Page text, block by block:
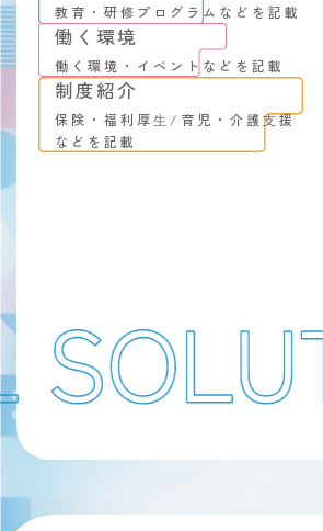
教育・研修プログラムなどを記載
働く環境
働く環境・イベントなどを記載
制度紹介
保険・福利厚⽣/育児・介護⽀援
などを記載